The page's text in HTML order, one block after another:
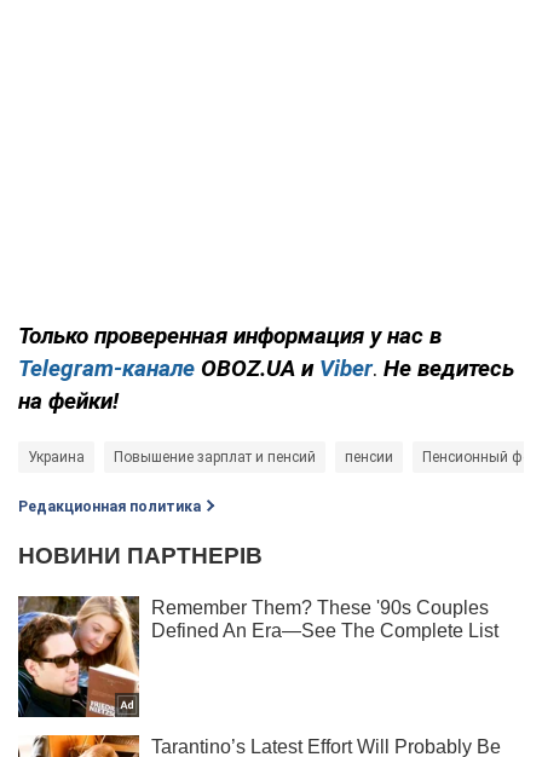
Только проверенная информация у нас в
Telegram-канале OBOZ.UA и Viber. Не ведитесь
на фейки!
Украина Повышение зарплат и пенсий пенсии Пенсионный
Редакционная политика